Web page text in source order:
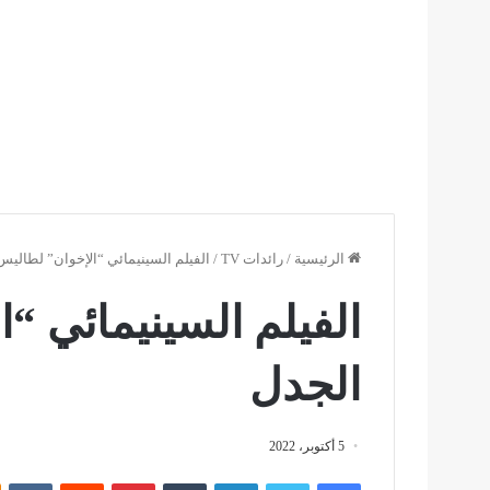
الرئيسية / رائدات TV / الفيلم السينيمائي “الإخوان”
الفيلم السينيمائي
الجدل
5 أكتوبر، 2022
فيسبوك تويتر لينكدإن بينتيريست